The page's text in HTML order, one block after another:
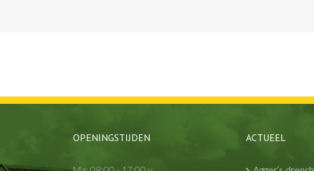
OPENINGSTIJDEN ACTUEEL